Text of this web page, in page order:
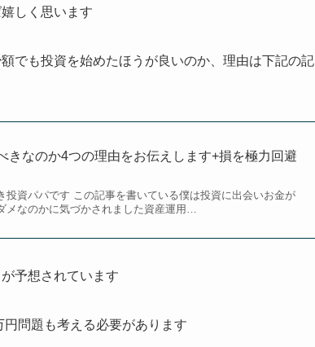
しく思います
でも投資を始めたほうが良いのか、理由は下記の記
きなのか4つの理由をお伝えします+損を極力回避
投資パパです この記事を書いている僕は投資に出会いお金が
メなのかに気づかされました資産運用…
予想されています
円問題も考える必要があります